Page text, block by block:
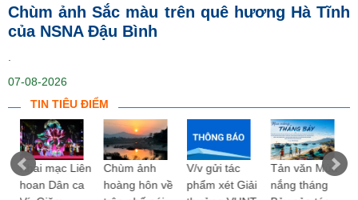
Chùm ảnh Sắc màu trên quê hương Hà Tĩnh
của NSNA Đậu Bình
07-08-2026
TIN TIÊU ĐIỂM
Khai mạc Liên
hoan Dân ca
Chùm ảnh
hoàng hôn về
V/v gửi tác
phẩm xét Giải
Tản văn Mùa
nắng tháng